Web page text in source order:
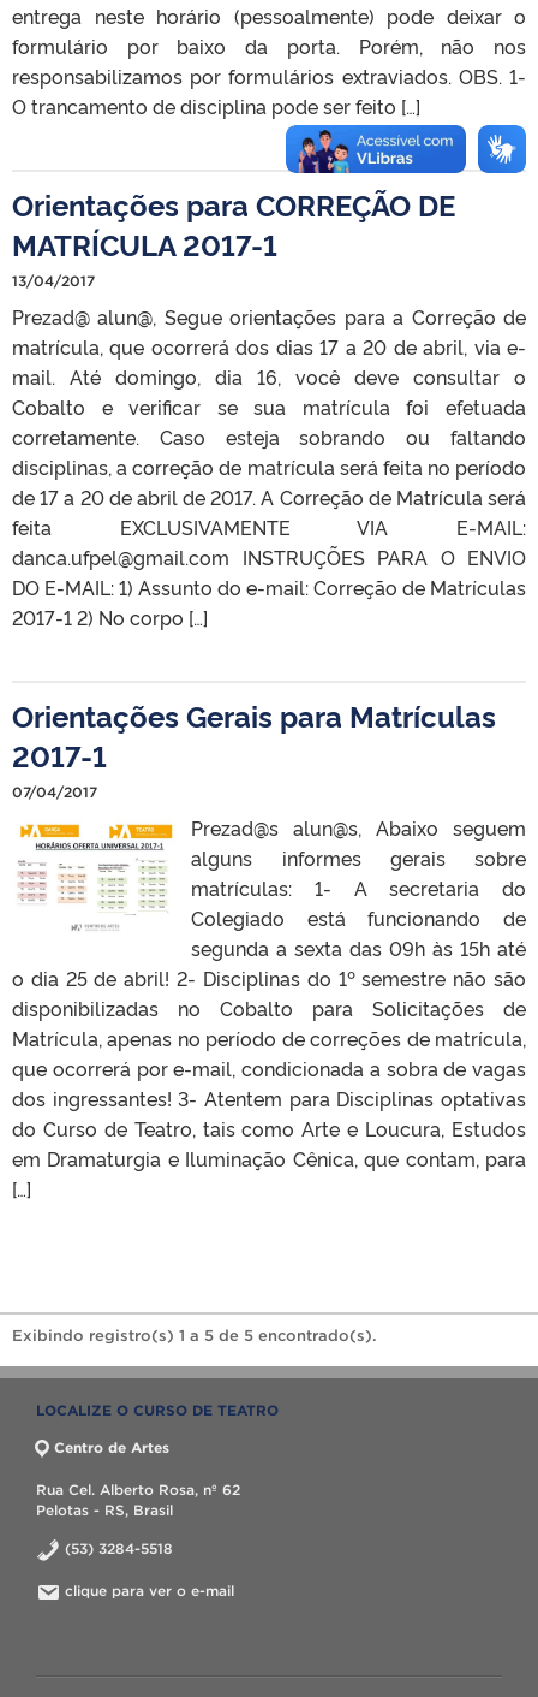
entrega neste horário (pessoalmente) pode deixar o
formulário por baixo da porta. Porém, não nos
responsabilizamos por formulários extraviados. OBS. 1-
O trancamento de disciplina pode ser feito […]
Orientações para CORREÇÃO DE
MATRÍCULA 2017-1
13/04/2017
Prezad@ alun@, Segue orientações para a Correção de
matrícula, que ocorrerá dos dias 17 a 20 de abril, via e-
mail. Até domingo, dia 16, você deve consultar o
Cobalto e verificar se sua matrícula foi efetuada
corretamente. Caso esteja sobrando ou faltando
disciplinas, a correção de matrícula será feita no período
de 17 a 20 de abril de 2017. A Correção de Matrícula será
feita EXCLUSIVAMENTE VIA E-MAIL:
danca.ufpel@gmail.com INSTRUÇÕES PARA O ENVIO
DO E-MAIL: 1) Assunto do e-mail: Correção de Matrículas
2017-1 2) No corpo […]
Orientações Gerais para Matrículas
2017-1
07/04/2017
Prezad@s alun@s, Abaixo seguem
alguns informes gerais sobre
matrículas: 1- A secretaria do
Colegiado está funcionando de
segunda a sexta das 09h às 15h até
o dia 25 de abril! 2- Disciplinas do 1º semestre não são
disponibilizadas no Cobalto para Solicitações de
Matrícula, apenas no período de correções de matrícula,
que ocorrerá por e-mail, condicionada a sobra de vagas
dos ingressantes! 3- Atentem para Disciplinas optativas
do Curso de Teatro, tais como Arte e Loucura, Estudos
em Dramaturgia e Iluminação Cênica, que contam, para
[…]
Exibindo registro(s) 1 a 5 de 5 encontrado(s).
LOCALIZE O CURSO DE TEATRO
Centro de Artes
Rua Cel. Alberto Rosa, nº 62
Pelotas - RS, Brasil
(53) 3284-5518
clique para ver o e-mail